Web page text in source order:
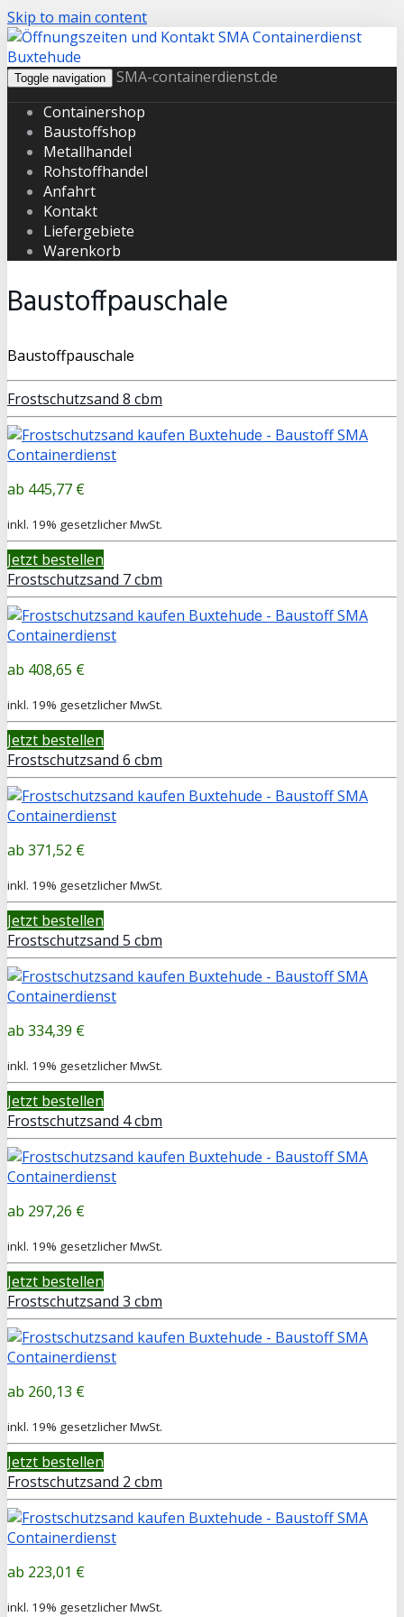
Skip to main content
Toggle navigation
SMA-containerdienst.de
Containershop
Baustoffshop
Metallhandel
Rohstoffhandel
Anfahrt
Kontakt
Liefergebiete
Warenkorb
Baustoffpauschale
Baustoffpauschale
Frostschutzsand 8 cbm
445,77 €
inkl. 19% gesetzlicher MwSt.
Jetzt bestellen
Frostschutzsand 7 cbm
408,65 €
inkl. 19% gesetzlicher MwSt.
Jetzt bestellen
Frostschutzsand 6 cbm
371,52 €
inkl. 19% gesetzlicher MwSt.
Jetzt bestellen
Frostschutzsand 5 cbm
334,39 €
inkl. 19% gesetzlicher MwSt.
Jetzt bestellen
Frostschutzsand 4 cbm
297,26 €
inkl. 19% gesetzlicher MwSt.
Jetzt bestellen
Frostschutzsand 3 cbm
260,13 €
inkl. 19% gesetzlicher MwSt.
Jetzt bestellen
Frostschutzsand 2 cbm
223,01 €
inkl. 19% gesetzlicher MwSt.